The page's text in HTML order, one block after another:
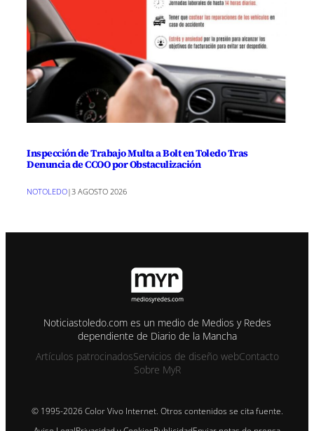
Inspección de Trabajo Multa a Bolt en Toledo Tras
Denuncia de CCOO por Obstaculización
NOTOLEDO|3 AGOSTO 2026
Noticiastoledo.com es un medio de Medios y Redes
dependiente de Diario de la Mancha
Artículos patrocinadosServicios de diseño webContacto
Sobre MyR
© 1995-2026 Color Vivo Internet. Otros contenidos se cita fuente.